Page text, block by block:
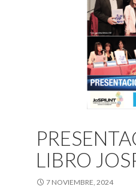
LIBRO
7 NOVIEMBRE, 2024